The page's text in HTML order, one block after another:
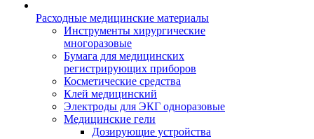
Расходные медицинские материалы
Инструменты хирургические
многоразовые
Бумага для медицинских
регистрирующих приборов
Косметические средства
Клей медицинский
Электроды для ЭКГ одноразовые
Медицинские гели
Дозирующие устройства